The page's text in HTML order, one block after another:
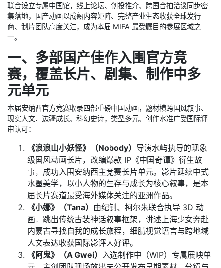
联合设立专属中国馆，线上论坛、创投推介、跨国合拍洽谈同步密
集落地，国产动画以成熟内容矩阵、完整产业生态收获全球发行
商、制片团队高度关注，成为本届 MIFA 最受瞩目的参展区域之
一。
一、多部国产佳作入围官方竞
赛，覆盖长片、剧集、制作中多
元单元
本届安纳西官方竞赛收录四部重磅中国动画，题材横跨国风叙事、
现实人文、边疆成长、科幻史诗，类型多元、创作水准广受国际评
审认可：
《浪浪山小妖怪》（Nobody） 导演水屿执导的现象
级国风动画长片，改编爆款 IP《中国奇谭》衍生故
事，成功入围安纳西主竞赛长片单元。影片延续中式
水墨美学，以小人物的生存与成长为核心叙事，是本
届长片赛道最受海外媒体关注的亚洲作品。
《小娜》（Tana） 由纪钊、柯尔朱联合执导 3D 动
画，跳出传统古装神话叙事框架，讲述上海少女奔赴
内蒙古寻找自我的成长旅程，细腻视觉语言与跨地域
人文表达收获国际影评人好评。
《阿鬼》（A Gwei）
入选制作中（WIP）专属展映单